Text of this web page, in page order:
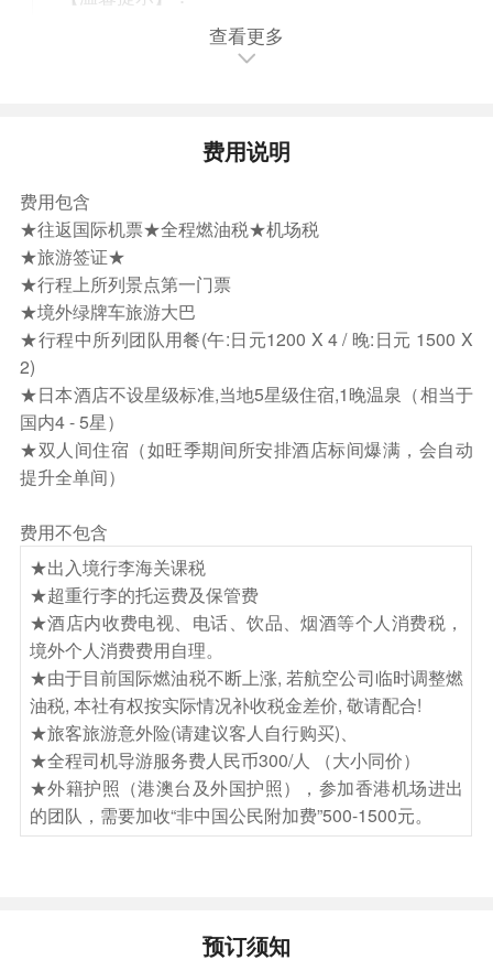
1.雪场活动不包括客人的意外保险, 如发生意外客
人需自行负责相关损失及医疗费, 建议客人出发前
走的鞋子(或加防滑垫)并穿着方便运动的衣服。
3.因气候因素，雪场的开放时间,视乎雪量以定,以
乐园公布为准,敬请理解。
4.小孩或年长者须由同行大人陪同，3岁以下小童
为安全考虑，恕不安排,以维护安全，敬请谅察。
特别报告: 如北国优骏公园雪量不足,活动停止开
放,改为前往登别伊达时代村代替,不退费用,敬请谅
【小樽渔港】在北海道西部，面临石狩湾，约在
100年前作为北海道的海上大门发展起来，被人称
货物的舢板，一派繁忙景象。如今这些仓库建筑都
改成了玻璃工艺品商店、茶馆、餐厅和大型商铺。
石板街道和两旁亮起的汽油灯使城市充满了怀旧气
氛，让人感到十分亲切温暖。
【小樽运河红砖仓库群】小樽运河沿岸的红砖仓
库，印证了小樽身为国际港都的全盛时间，小樽运
河现虽已失去旧日的经济作用，但岸边的石仓库仍
然保留，化身为餐厅、酒吧等，热闹依然，与运河
组合成一幅美丽的风景画，是北海道观光的胜景。
【小樽运河】参观日本唯一富有欧洲风情，在此可
【小樽最浪漫地标--童话十字路口】是小樽极具代
查看更多
费用说明
费用包含
★往返国际机票★全程燃油税★机场税
★旅游签证★
★行程上所列景点第一门票
★境外绿牌车旅游大巴
★行程中所列团队用餐(午:日元1200 X 4 / 晚:日元 1500 X
2)
★日本酒店不设星级标准,当地5星级住宿,1晚温泉（相当于
国内4 - 5星）
★双人间住宿（如旺季期间所安排酒店标间爆满，会自动
提升全单间）
费用不包含
★出入境行李海关课税
★超重行李的托运费及保管费
★酒店内收费电视、电话、饮品、烟酒等个人消费税，
境外个人消费费用自理。
★由于目前国际燃油税不断上涨, 若航空公司临时调整燃
油税, 本社有权按实际情况补收税金差价, 敬请配合!
★旅客旅游意外险(请建议客人自行购买)、
★全程司机导游服务费人民币300/人 （大小同价）
★外籍护照（港澳台及外国护照），参加香港机场进出
的团队，需要加收“非中国公民附加费”500-1500元。
预订须知